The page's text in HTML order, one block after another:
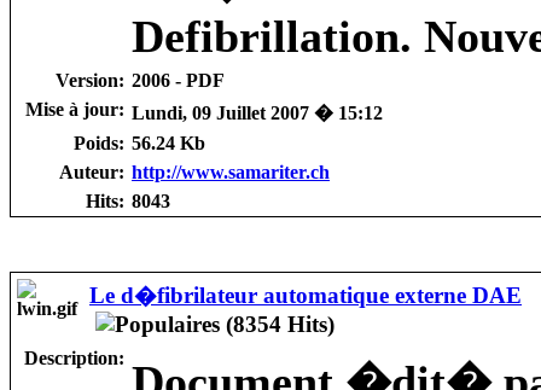
Defibrillation.
Version: 2006 - PDF
Mise à jour: Lundi, 09 Juillet 2007 � 15:12
Poids: 56.24 Kb
Auteur: http://www.samariter.ch
Hits: 8043
Le d�fibrilateur automatique externe DAE
Description: